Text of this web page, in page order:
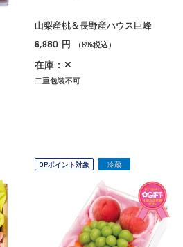
山梨産桃＆長野産ハウス巨峰
6,980 円 （8%税込）
在庫：✕
二重包装不可
OPポイント対象 冷蔵